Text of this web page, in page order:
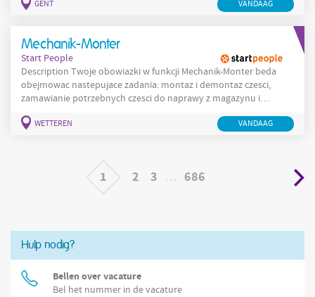
end to end orderproces en operationele supply chain om de
taken de operationele
GENT VANDAAG
Mechanik-Monter
Start People
Description Twoje obowiazki w funkcji Mechanik-Monter beda
obejmowac nastepujace zadania: montaz i demontaz czesci,
zamawianie potrzebnych czesci do naprawy z magazynu i
komponentów, takich jak czesci elektryczne i mechaniczne oraz
WETTEREN VANDAAG
1 2 3 686
Hulp nodig?
Bellen over vacature
Bel het nummer in de vacature